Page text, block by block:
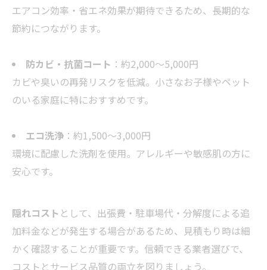
エアコン効率・省エネ効果が期待できるため、長期的な
節約につながります。
防カビ・抗菌コート ：約2,000〜5,000円
カビや臭いの再発リスクを低減。小さなお子様やペット
のいる家庭に特におすすめです。
エコ洗浄：約1,500〜3,000円
環境に配慮した洗剤を使用。アレルギーや敏感肌の方に
安心です。
隠れコスト として、出張費・駐車場代・分解度による追
加料金などが発生する場合があるため、見積もり時は細
かく確認することが重要です。信頼できる業者選びで、
コストとサービス品質の両立を図りましょう。